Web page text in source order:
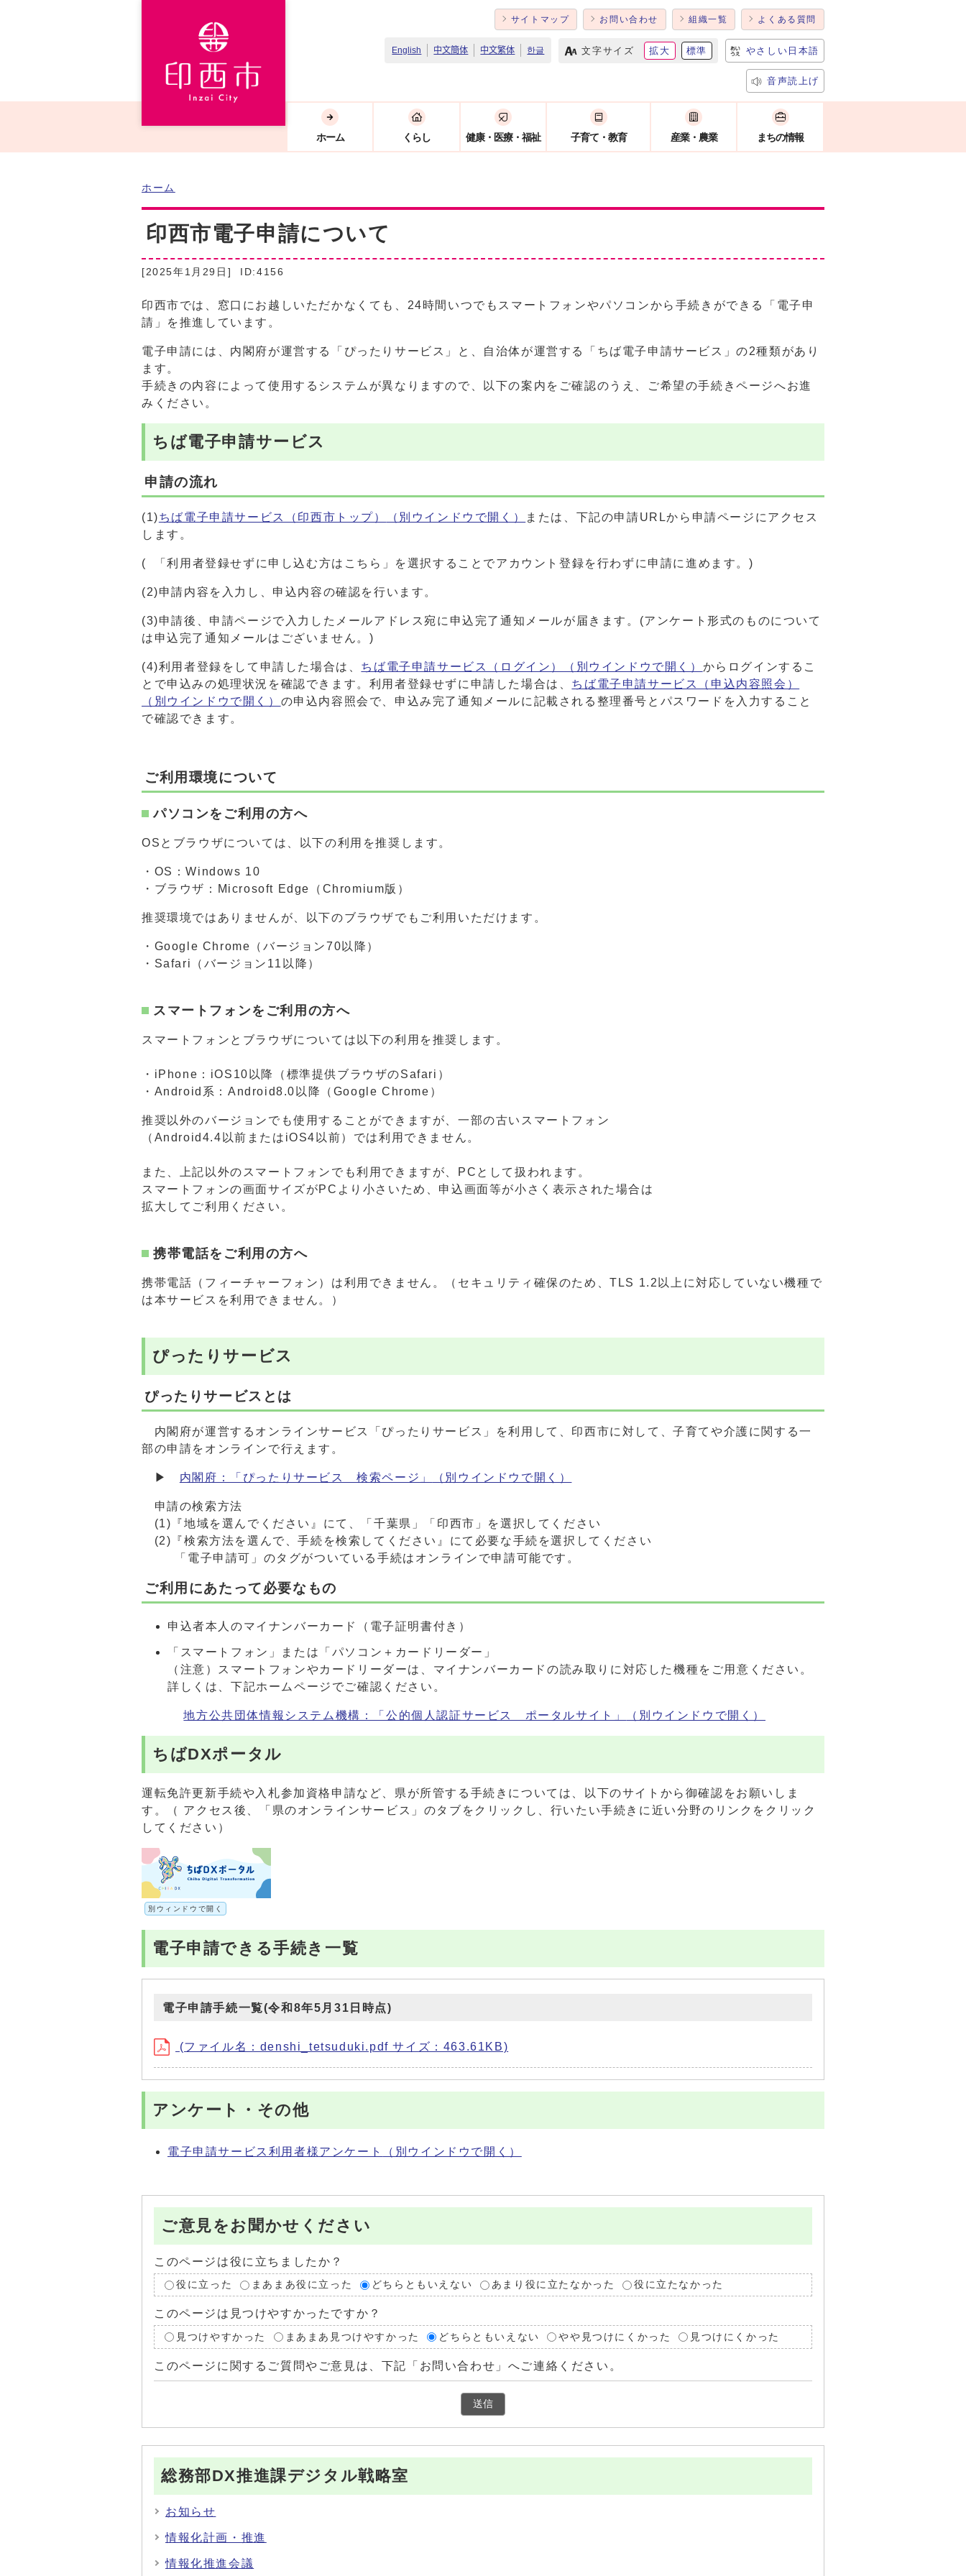
サイトマップ お問い合わせ 組織一覧 よくある質問
English 中文簡体 中文繁体 한글 文字サイズ 拡大 標準 やさしい日本語
音声読上げ
ホーム くらし 健康・医療・福祉 子育て・教育 産業・農業 まちの情報
ホーム
印西市電子申請について
[2025年1月29日] ID:4156
印西市では、窓口にお越しいただかなくても、24時間いつでもスマートフォンやパソコンから手続きができる「電子申
請」を推進しています。
電子申請には、内閣府が運営する「ぴったりサービス」と、自治体が運営する「ちば電子申請サービス」の2種類があり
ます。
手続きの内容によって使用するシステムが異なりますので、以下の案内をご確認のうえ、ご希望の手続きページへお進
みください。
ちば電子申請サービス
申請の流れ
(1)ちば電子申請サービス（印西市トップ） （別ウインドウで開く）
または、下記の申請URLから申請ページにアクセス
します。
( 「利用者登録せずに申し込む方はこちら」を選択することでアカウント登録を行わずに申請に進めます。)
(2)申請内容を入力し、申込内容の確認を行います。
(3)申請後、申請ページで入力したメールアドレス宛に申込完了通知メールが届きます。(アンケート形式のものについて
は申込完了通知メールはございません。)
(4)利用者登録をして申請した場合は、 ちば電子申請サービス（ログイン） （別ウインドウで開く） からログインするこ
とで申込みの処理状況を確認できます。利用者登録せずに申請した場合は、 ちば電子申請サービス（申込内容照会）
（別ウインドウで開く） の申込内容照会で、申込み完了通知メールに記載される整理番号とパスワードを入力すること
で確認できます。
ご利用環境について
パソコンをご利用の方へ
OSとブラウザについては、以下の利用を推奨します。
・OS：Windows 10
・ブラウザ：Microsoft Edge（Chromium版）
推奨環境ではありませんが、以下のブラウザでもご利用いただけます。
・Google Chrome（バージョン70以降）
・Safari（バージョン11以降）
スマートフォンをご利用の方へ
スマートフォンとブラウザについては以下の利用を推奨します。
・iPhone：iOS10以降（標準提供ブラウザのSafari）
・Android系：Android8.0以降（Google Chrome）
推奨以外のバージョンでも使用することができますが、一部の古いスマートフォン
（Android4.4以前またはiOS4以前）では利用できません。
また、上記以外のスマートフォンでも利用できますが、PCとして扱われます。
スマートフォンの画面サイズがPCより小さいため、申込画面等が小さく表示された場合は
拡大してご利用ください。
携帯電話をご利用の方へ
携帯電話（フィーチャーフォン）は利用できません。（セキュリティ確保のため、TLS 1.2以上に対応していない機種で
は本サービスを利用できません。）
ぴったりサービス
ぴったりサービスとは
内閣府が運営するオンラインサービス「ぴったりサービス」を利用して、印西市に対して、子育てや介護に関する一
部の申請をオンラインで行えます。
▶ 内閣府：「ぴったりサービス 検索ページ」 （別ウインドウで開く）
申請の検索方法
(1)『地域を選んでください』にて、「千葉県」「印西市」を選択してください
(2)『検索方法を選んで、手続を検索してください』にて必要な手続を選択してください
「電子申請可」のタグがついている手続はオンラインで申請可能です。
ご利用にあたって必要なもの
申込者本人のマイナンバーカード（電子証明書付き）
「スマートフォン」または「パソコン＋カードリーダー」
（注意）スマートフォンやカードリーダーは、マイナンバーカードの読み取りに対応した機種をご用意ください。
詳しくは、下記ホームページでご確認ください。
地方公共団体情報システム機構：「公的個人認証サービス ポータルサイト」 （別ウインドウで開く）
ちばDXポータル
運転免許更新手続や入札参加資格申請など、県が所管する手続きについては、以下のサイトから御確認をお願いしま
す。（ アクセス後、「県のオンラインサービス」のタブをクリックし、行いたい手続きに近い分野のリンクをクリック
してください）
別ウィンドウで開く
電子申請できる手続き一覧
電子申請手続一覧(令和8年5月31日時点)
(ファイル名：denshi_tetsuduki.pdf サイズ：463.61KB)
アンケート・その他
電子申請サービス利用者様アンケート （別ウインドウで開く）
ご意見をお聞かせください
このページは役に立ちましたか？
役に立った まあまあ役に立った どちらともいえない あまり役に立たなかった 役に立たなかった
このページは見つけやすかったですか？
見つけやすかった まあまあ見つけやすかった どちらともいえない やや見つけにくかった 見つけにくかった
このページに関するご質問やご意見は、下記「お問い合わせ」へご連絡ください。
総務部DX推進課デジタル戦略室
お知らせ
情報化計画・推進
情報化推進会議